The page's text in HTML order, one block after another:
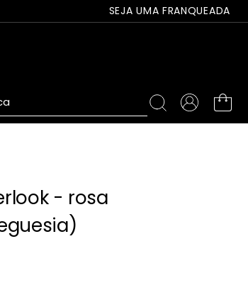
SEJA UMA FRANQUEADA
- rosa